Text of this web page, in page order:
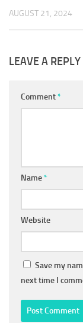
AUGUST 21, 2024
LEAVE A REPLY
Comment*
Name*
Website
Save my
next time I